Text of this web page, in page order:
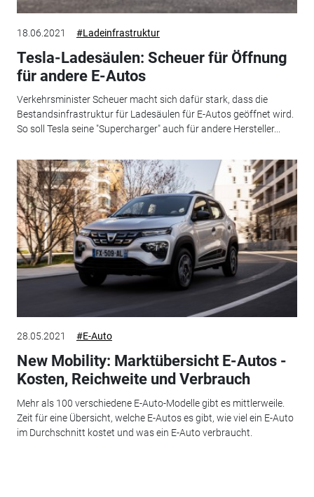
18.06.2021 #Ladeinfrastruktur
Tesla-Ladesäulen: Scheuer für Öffnung
für andere E-Autos
Verkehrsminister Scheuer macht sich dafür stark, dass die
Bestandsinfrastruktur für Ladesäulen für E-Autos geöffnet wird.
So soll Tesla seine "Supercharger" auch für andere Hersteller...
28.05.2021 #E-Auto
New Mobility: Marktübersicht E-Autos -
Kosten, Reichweite und Verbrauch
Mehr als 100 verschiedene E-Auto-Modelle gibt es mittlerweile.
Zeit für eine Übersicht, welche E-Autos es gibt, wie viel ein E-Auto
im Durchschnitt kostet und was ein E-Auto verbraucht.